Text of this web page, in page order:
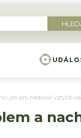
jim ani nedovolí vztyčit
a